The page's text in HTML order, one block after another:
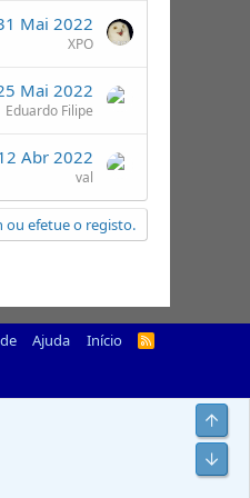
Mai 2022
XPO
Mai 2022
Eduardo Filipe
Abr 2022
val
ou efetue o registo.
Ajuda Início
R
Top